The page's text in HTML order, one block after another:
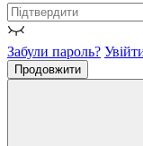
Забули пароль?
Продовжити